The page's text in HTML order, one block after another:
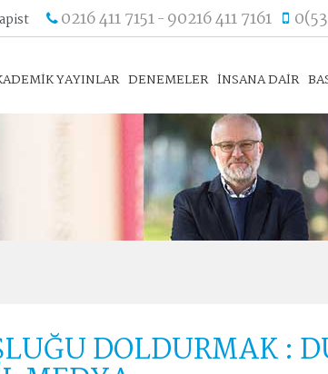
0216 411 7151- 90216 411 7161
YAYINLAR DENEMELER İNSANA DAİR
DOLDURMAK :